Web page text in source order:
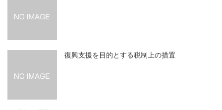
復興支援を目的とする税制上の措置